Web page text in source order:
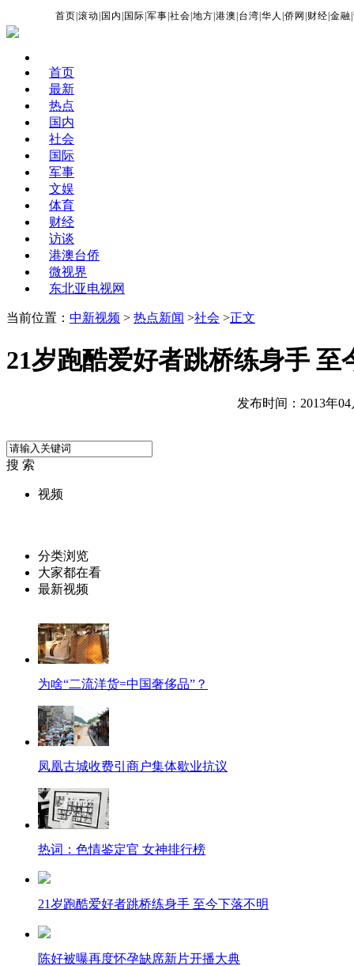
首页 |滚动 国内 国际 |军事 |社会 |地方 |港澳 台湾 |华人 |侨网 财经 |金融 |
首页
最新
热点
国内
社会
国际
军事
文娱
体育
财经
访谈
港澳台侨
微视界
东北亚电视网
当前位置： 中新视频 > 热点新闻 >社会 >正文
21岁跑酷爱好者跳桥练身手 至
发布时间：2013年04
搜 索
视频
分类浏览
大家都在看
最新视频
为啥“二流洋货=中国奢侈品”？
凤凰古城收费引商户集体歇业抗议
热词：色情鉴定官 女神排行榜
21岁跑酷爱好者跳桥练身手 至今下落不明
陈好被曝再度怀孕缺席新片开播大典